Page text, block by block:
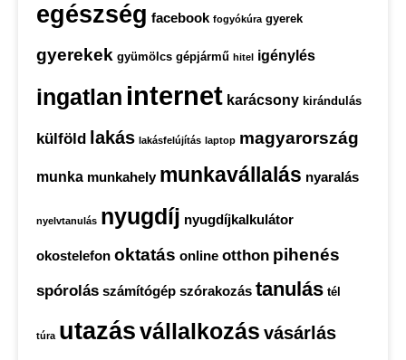
egészség facebook fogyókúra gyerek
gyerekek gyümölcs gépjármű hitel igénylés
ingatlan internet karácsony kirándulás
külföld lakás lakásfelújítás laptop magyarország
munka munkahely munkavállalás nyaralás
nyelvtanulás nyugdíj nyugdíjkalkulátor
okostelefon oktatás online otthon pihenés
spórolás számítógép szórakozás tanulás tél
túra utazásvállalkozás vásárlás